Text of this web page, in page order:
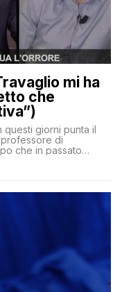
mi ha
che
questi giorni punta il
di
che in passato